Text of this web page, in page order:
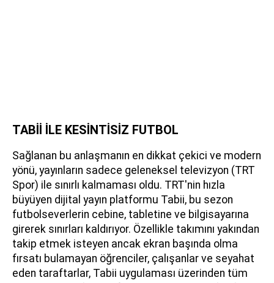
TABİİ İLE KESİNTİSİZ FUTBOL
Sağlanan bu anlaşmanın en dikkat çekici ve modern
yönü, yayınların sadece geleneksel televizyon (TRT
Spor) ile sınırlı kalmaması oldu. TRT'nin hızla
büyüyen dijital yayın platformu Tabii, bu sezon
futbolseverlerin cebine, tabletine ve bilgisayarına
girerek sınırları kaldırıyor. Özellikle takımını yakından
takip etmek isteyen ancak ekran başında olma
fırsatı bulamayan öğrenciler, çalışanlar ve seyahat
eden taraftarlar, Tabii uygulaması üzerinden tüm